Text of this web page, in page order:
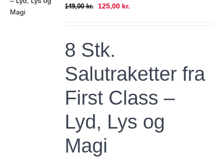
149,00kr.
Den
149,00 kr..
125,00 kr.
8 Stk.
Salutraketter fra
First Class –
Lyd, Lys og
Magi